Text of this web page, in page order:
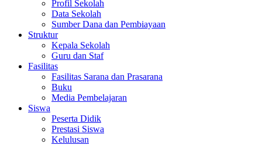
Profil Sekolah
Data Sekolah
Sumber Dana dan Pembiayaan
Struktur
Kepala Sekolah
Guru dan Staf
Fasilitas
Fasilitas Sarana dan Prasarana
Buku
Media Pembelajaran
Siswa
Peserta Didik
Prestasi Siswa
Kelulusan